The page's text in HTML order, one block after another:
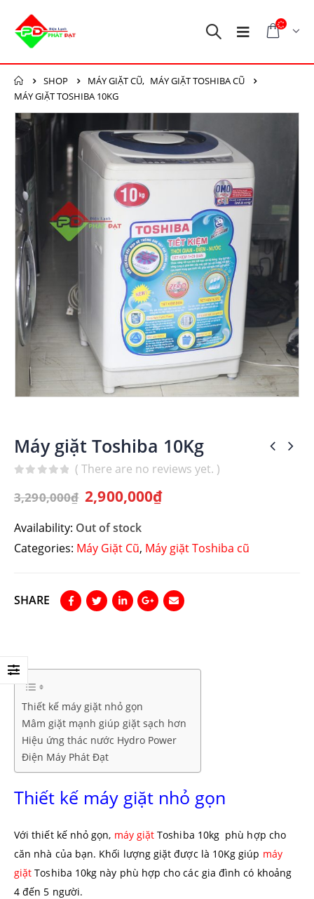
SHOP MÁY GIẶT CŨ, MÁY GIẶT TOSHIBA CŨ
MÁY GIẶT TOSHIBA 10KG
Máy giặt Toshiba 10Kg
( There are no reviews yet. )
3,290,000₫ 2,900,000₫
Availability: Out of stock
Categories: Máy Giặt Cũ, Máy giặt Toshiba cũ
SHARE
Thiết kế máy giặt nhỏ gọn
Mâm giặt mạnh giúp giặt sạch hơn
Hiệu ứng thác nước Hydro Power
Điện Máy Phát Đạt
Thiết kế máy giặt nhỏ gọn
Với thiết kế nhỏ gọn, máy giặt Toshiba 10kg phù hợp cho
căn nhà của bạn. Khối lượng giặt được là 10Kg giúp máy
giặt Toshiba 10kg này phù hợp cho các gia đình có khoảng
4 đến 5 người.